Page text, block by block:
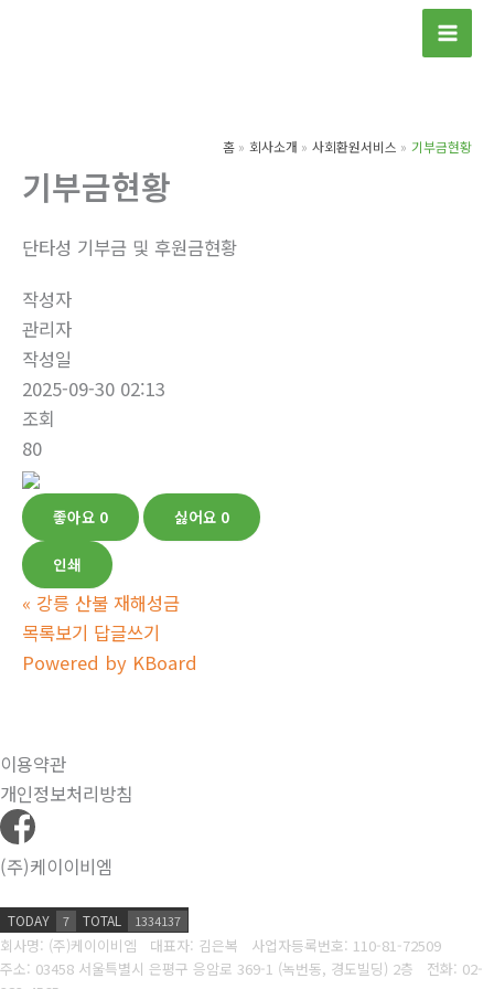
홈 회사소개 사회환원서비스 기부금현황
기부금현황
단타성 기부금 및 후원금현황
작성자
관리자
작성일
2025-09-30 02:13
조회
80
좋아요 0 싫어요 0
인쇄
« 강릉 산불 재해성금
목록보기 답글쓰기
Powered by KBoard
이용약관
개인정보처리방침
(주)케이이비엠
TODAY 7 TOTAL 1334137
회사명: (주)케이이비엠 대표자: 김은복 사업자등록번호: 110-81-72509
주소: 03458 서울특별시 은평구 응암로 369-1 (녹번동, 경도빌딩) 2층 전화: 02-